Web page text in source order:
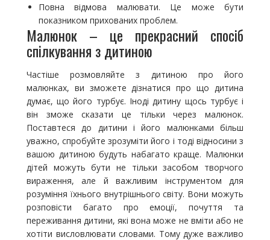
Повна відмова малювати. Це може бути
показником прихованих проблем.
Малюнок – це прекрасний спосіб
спілкування з дитиною
Частіше розмовляйте з дитиною про його
малюнках, ви зможете дізнатися про що дитина
думає, що його турбує. Іноді дитину щось турбує і
він зможе сказати це тільки через малюнок.
Поставтеся до дитини і його малюнками більш
уважно, спробуйте зрозуміти його і тоді відносини з
вашою дитиною будуть набагато краще. Малюнки
дітей можуть бути не тільки засобом творчого
вираження, але й важливим інструментом для
розуміння їхнього внутрішнього світу. Вони можуть
розповісти багато про емоції, почуття та
переживання дитини, які вона може не вміти або не
хотіти висловлювати словами. Тому дуже важливо